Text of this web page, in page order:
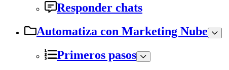
Responder chats
Automatiza con Marketing Nube
Primeros pasos